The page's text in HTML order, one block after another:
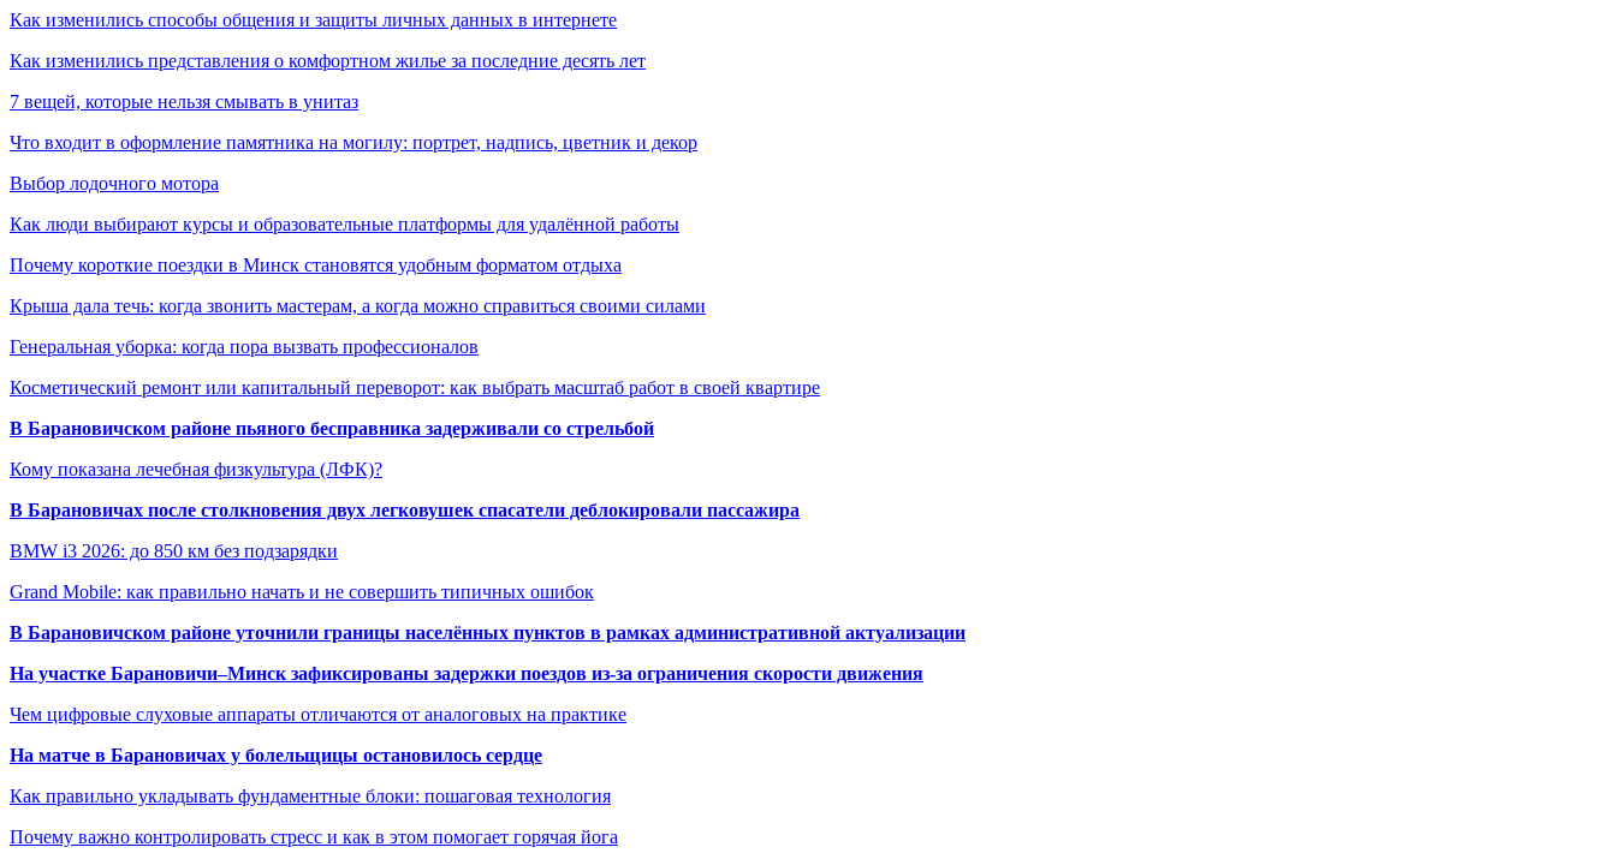
Как изменились способы общения и защиты личных данных в интернете
Как изменились представления о комфортном жилье за последние десять лет
7 вещей, которые нельзя смывать в унитаз
Что входит в оформление памятника на могилу: портрет, надпись, цветник и декор
Выбор лодочного мотора
Как люди выбирают курсы и образовательные платформы для удалённой работы
Почему короткие поездки в Минск становятся удобным форматом отдыха
Крыша дала течь: когда звонить мастерам, а когда можно справиться своими силами
Генеральная уборка: когда пора вызвать профессионалов
Косметический ремонт или капитальный переворот: как выбрать масштаб работ в своей квартире
В Барановичском районе пьяного бесправника задерживали со стрельбой
Кому показана лечебная физкультура (ЛФК)?
В Барановичах после столкновения двух легковушек спасатели деблокировали пассажира
BMW i3 2026: до 850 км без подзарядки
Grand Mobile: как правильно начать и не совершить типичных ошибок
В Барановичском районе уточнили границы населённых пунктов в рамках административной актуализации
На участке Барановичи–Минск зафиксированы задержки поездов из-за ограничения скорости движения
Чем цифровые слуховые аппараты отличаются от аналоговых на практике
На матче в Барановичах у болельщицы остановилось сердце
Как правильно укладывать фундаментные блоки: пошаговая технология
Почему важно контролировать стресс и как в этом помогает горячая йога